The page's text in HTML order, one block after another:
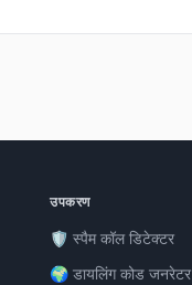
उपकरण
🛡️ स्पैम कॉल डिटेक्टर
🌍 डायलिंग कोड जनरेटर